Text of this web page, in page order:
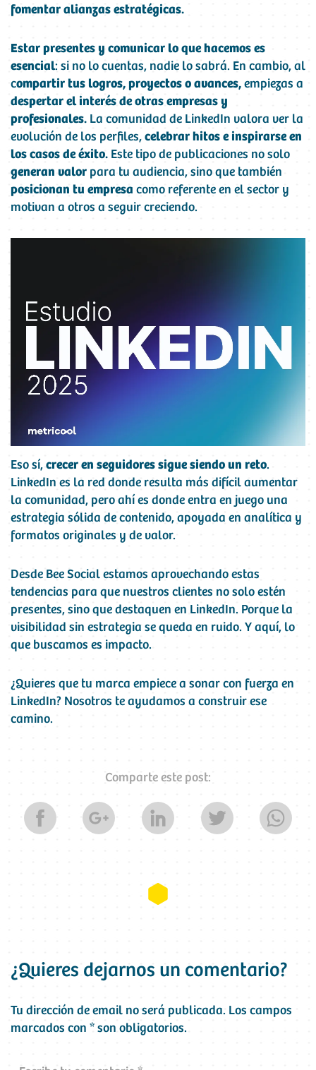
fomentar alianzas estratégicas.
Estar presentes y comunicar lo que hacemos es
esencial: si no lo cuentas, nadie lo sabrá. En cambio, al
compartir tus logros, proyectos o avances, empiezas a
despertar el interés de otras empresas y
profesionales. La comunidad de LinkedIn valora ver la
evolución de los perfiles, celebrar hitos e inspirarse en
los casos de éxito. Este tipo de publicaciones no solo
generan valor para tu audiencia, sino que también
posicionan tu empresa como referente en el sector y
motivan a otros a seguir creciendo.
Eso sí, crecer en seguidores sigue siendo un reto.
LinkedIn es la red donde resulta más difícil aumentar
la comunidad, pero ahí es donde entra en juego una
estrategia sólida de contenido, apoyada en analítica y
formatos originales y de valor.
Desde Bee Social estamos aprovechando estas
tendencias para que nuestros clientes no solo estén
presentes, sino que destaquen en LinkedIn. Porque la
visibilidad sin estrategia se queda en ruido. Y aquí, lo
que buscamos es impacto.
¿Quieres que tu marca empiece a sonar con fuerza en
LinkedIn? Nosotros te ayudamos a construir ese
camino.
Comparte este post:
¿Quieres dejarnos un comentario?
Tu dirección de email no será publicada. Los campos
marcados con * son obligatorios.